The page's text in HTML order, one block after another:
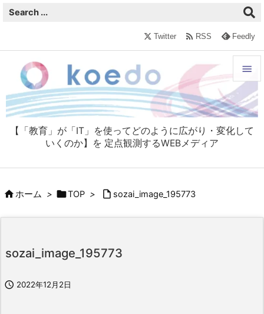
【「教育」が「IT」を使ってどのように広がり・変化して
いくのか】を 定点観測するWEBメディア


メニュ

Twitter  RSS Feedly
ホーム > TOP >  sozai_image_195773
sozai_image_195773
 2022年12月2日